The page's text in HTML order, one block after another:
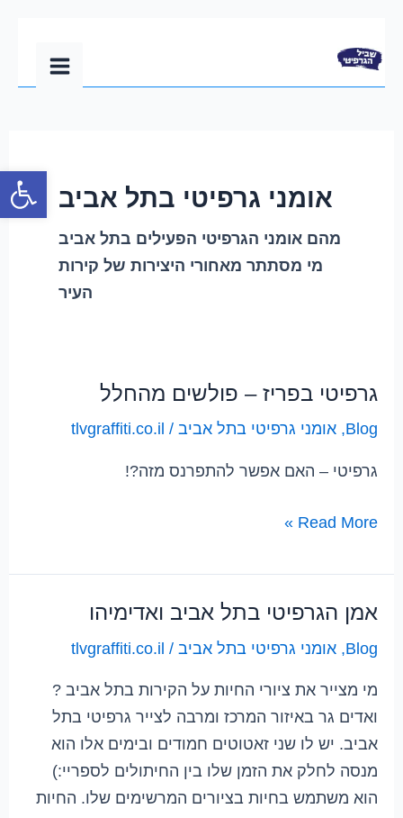
Menu
אומני גרפיטי בתל אביב
מהם אומני הגרפיטי הפעילים בתל אביב
מי מסתתר מאחורי היצירות של קירות
העיר
גרפיטי בפריז – פולשים מהחלל
Blog
,אומני גרפיטי בתל אביב /
tlvgraffiti.co.il
גרפיטי – האם אפשר להתפרנס מזה?!
גרפיטי
בפריז
פולשים
Read More »
אמן הגרפיטי בתל אביב ואדימיהו
Blog
,אומני גרפיטי בתל אביב /
tlvgraffiti.co.il
מי מצייר את ציורי החיות על הקירות בתל אביב ?
ואדים גר באיזור המרכז ומרבה לצייר גרפיטי בתל
אביב. יש לו שני זאטוטים חמודים ובימים אלו הוא
מנסה לחלק את הזמן שלו בין החיתולים לספריי:)
הוא משתמש בחיות בציורים המרשימים שלו. החיות
אמן
הגרפיטי
אביב
ואדימיהו
פתח